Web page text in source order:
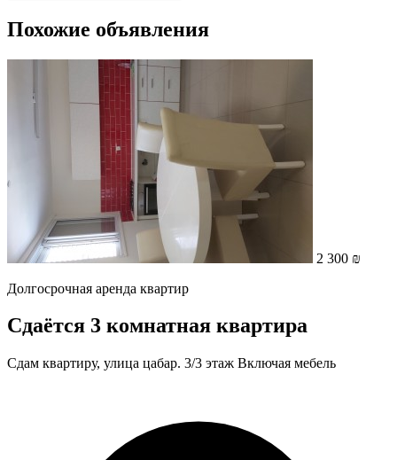
Похожие объявления
2 300 ₪
Долгосрочная аренда квартир
Сдаётся 3 комнатная квартира
Сдам квартиру, улица цабар. 3/3 этаж Включая мебель